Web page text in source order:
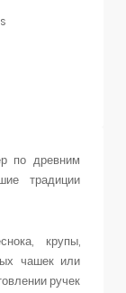
по древним
традиции
крупы,
чашек или
ручек